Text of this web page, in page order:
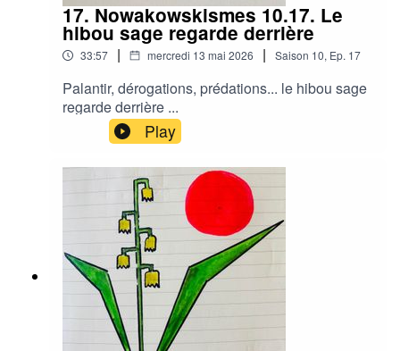
17. Nowakowskismes 10.17. Le
hibou sage regarde derrière
33:57 | mercredi 13 mai 2026 | Saison 10, Ep. 17
Palantir, dérogations, prédations... le hibou sage
regarde derrière ...
Play